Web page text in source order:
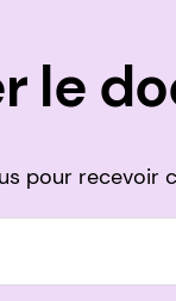
le
pour recevoir